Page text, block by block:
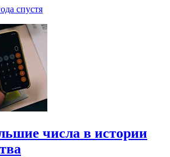
спустя
числа в истории